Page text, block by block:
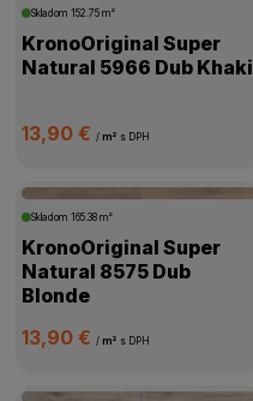
Skladom152.75 m²
KronoOriginal Super
Natural 5966 Dub Khaki
13,90 €/ m² s DPH
Skladom165.38 m²
KronoOriginal Super
Natural 8575 Dub
Blonde
13,90 €/ m² s DPH